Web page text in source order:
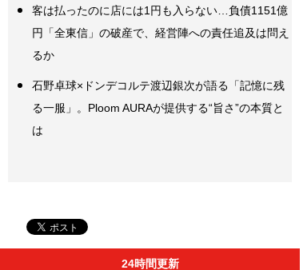
客は払ったのに店には1円も入らない…負債1151億
円「全東信」の破産で、経営陣への責任追及は問え
るか
石野卓球×ドンデコルテ渡辺銀次が語る「記憶に残
る一服」。Ploom AURAが提供する“旨さ”の本質と
は
24時間更新